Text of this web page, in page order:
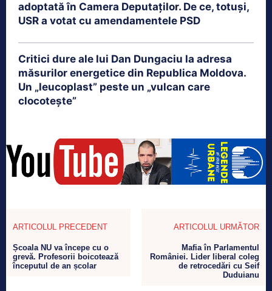
adoptată în Camera Deputaților. De ce, totuși,
USR a votat cu amendamentele PSD
Critici dure ale lui Dan Dungaciu la adresa
măsurilor energetice din Republica Moldova.
Un „leucoplast” peste un „vulcan care
clocotește”
ARTICOLUL PRECEDENT
Școala NU va începe cu o
grevă. Profesorii boicotează
începutul de an școlar
ARTICOLUL URMĂTOR
Mafia în Parlamentul
României. Lider liberal coleg
de retrocedări cu Seif
Duduianu